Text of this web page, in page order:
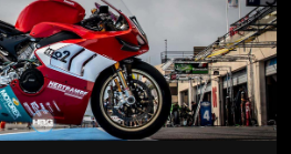
még kép!